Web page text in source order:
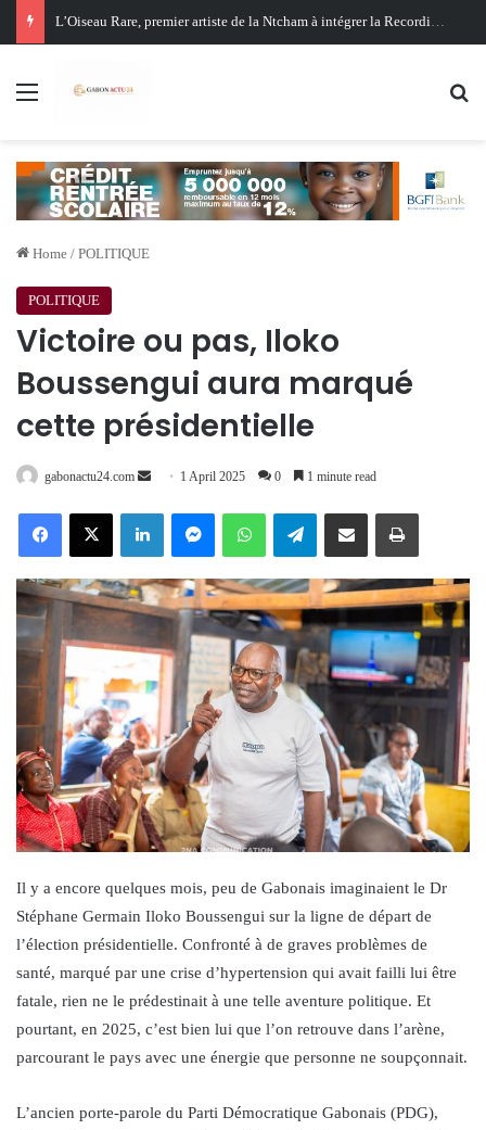
Oligui Nguema au Ghana : Libreville mise sur Accra pour renforcer sa stratégie diplomatique et économique
Menu
Home / POLITIQUE
POLITIQUE
Victoire ou pas, Iloko
Boussengui aura marqué
cette présidentielle
gabonactu24.com
Send 1 April 2025 0 1 minute read
FacebookX LinkedInMessengerWhatsAppTelegramShare via Email Print
Il y a encore quelques mois, peu de Gabonais imaginaient le Dr
Stéphane Germain Iloko Boussengui sur la ligne de départ de
l’élection présidentielle. Confronté à de graves problèmes de
santé, marqué par une crise d’hypertension qui avait failli lui être
fatale, rien ne le prédestinait à une telle aventure politique. Et
pourtant, en 2025, c’est bien lui que l’on retrouve dans l’arène,
parcourant le pays avec une énergie que personne ne soupçonnait.
L’ancien porte-parole du Parti Démocratique Gabonais (PDG),